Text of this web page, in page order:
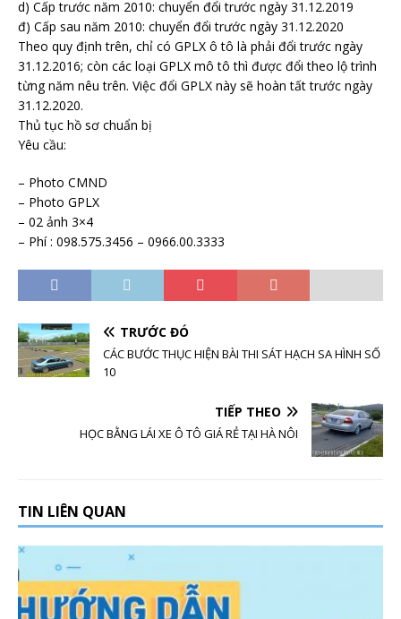
d) Cấp trước năm 2010: chuyển đổi trước ngày 31.12.2019
đ) Cấp sau năm 2010: chuyển đổi trước ngày 31.12.2020
Theo quy định trên, chỉ có GPLX ô tô là phải đổi trước ngày
31.12.2016; còn các loại GPLX mô tô thì được đổi theo lộ trình
từng năm nêu trên. Việc đổi GPLX này sẽ hoàn tất trước ngày
31.12.2020.
Thủ tục hồ sơ chuẩn bị
Yêu cầu:
– Photo CMND
– Photo GPLX
– 02 ảnh 3×4
– Phí : 098.575.3456 – 0966.00.3333
TRƯỚC ĐÓ
CÁC BƯỚC THỤC HIỆN BÀI THI SÁT HẠCH SA HÌNH SỐ
10
TIẾP THEO
HỌC BẰNG LÁI XE Ô TÔ GIÁ RẺ TẠI HÀ NÔI
TIN LIÊN QUAN